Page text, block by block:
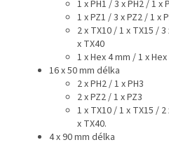
1 x PH1 / 3 x PH2 / 1 x
1 x PZ1 / 3 x PZ2 / 1 x
2 x TX10 / 1 x TX15 /
x TX40
1 x Hex 4 mm / 1 x
16 x 50 mm délka
2 x PH2 / 1 x PH3
2 x PZ2 / 1 x PZ3
1 x TX10 / 1 x TX15 /
x TX40.
4 x 90 mm délka